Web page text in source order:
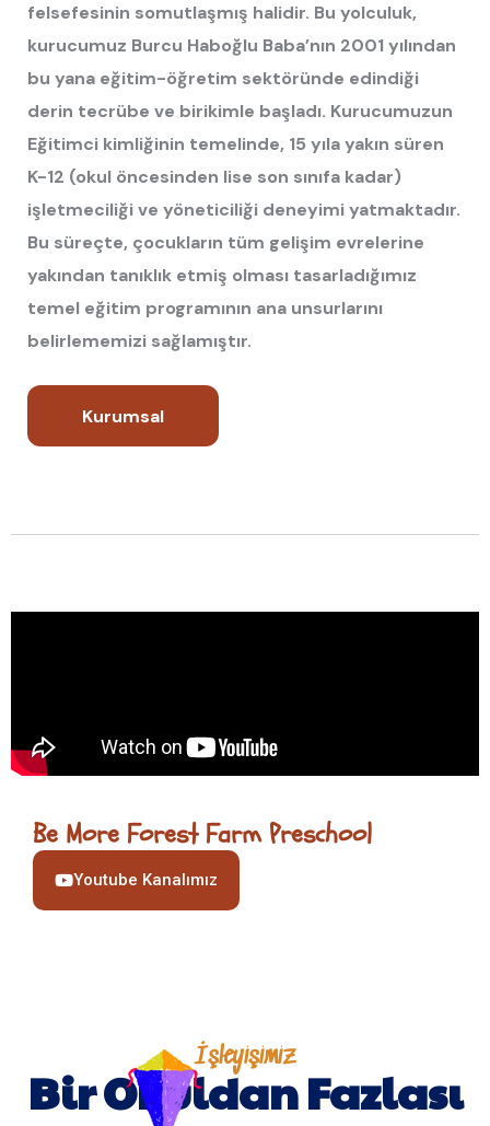
felsefesinin somutlaşmış halidir. Bu yolculuk,
kurucumuz Burcu Haboğlu Baba’nın 2001 yılından
bu yana eğitim-öğretim sektöründe edindiği
derin tecrübe ve birikimle başladı. Kurucumuzun
Eğitimci kimliğinin temelinde, 15 yıla yakın süren
K-12 (okul öncesinden lise son sınıfa kadar)
işletmeciliği ve yöneticiliği deneyimi yatmaktadır.
Bu süreçte, çocukların tüm gelişim evrelerine
yakından tanıklık etmiş olması tasarladığımız
temel eğitim programının ana unsurlarını
belirlememizi sağlamıştır.
Kurumsal
Be More Forest Farm Preschool
Youtube Kanalımız
İşleyişimiz
Bir Okuldan Fazlası